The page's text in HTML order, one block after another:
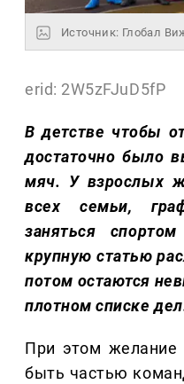
Источник: Глобал
erid: 2W5zFJuD5fP
В детстве чтобы
достаточно было
мяч. У взрослых
всех семьи,
заняться
крупную статью
потом остаются
плотном списке
При этом желание
быть частью